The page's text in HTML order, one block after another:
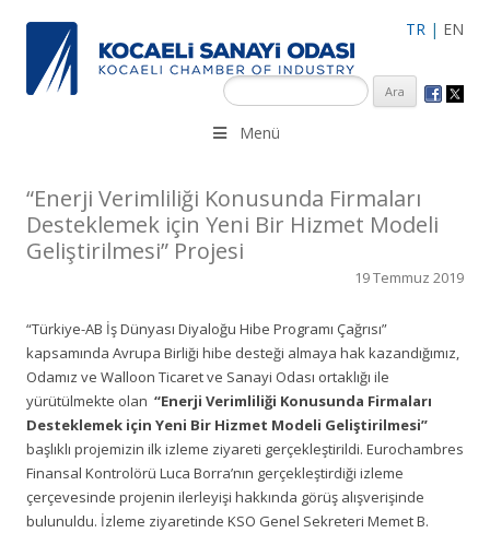
TR | EN
KSO 3500’ü aşkın sanayi kuruluşuna uzman çalışanları ile İzmit
Merkez, Çayırova, Dilovası, Gebze ve İMES OSB’deki ofisleri ile
Menü
“Enerji Verimliliği Konusunda Firmaları
Desteklemek için Yeni Bir Hizmet Modeli
Geliştirilmesi” Projesi
19 Temmuz 2019
“Türkiye-AB İş Dünyası Diyaloğu Hibe Programı Çağrısı”
kapsamında Avrupa Birliği hibe desteği almaya hak kazandığımız,
Odamız ve Walloon Ticaret ve Sanayi Odası ortaklığı ile
yürütülmekte olan “Enerji Verimliliği Konusunda Firmaları
Desteklemek için Yeni Bir Hizmet Modeli Geliştirilmesi”
başlıklı projemizin ilk izleme ziyareti gerçekleştirildi. Eurochambres
Finansal Kontrolörü Luca Borra’nın gerçekleştirdiği izleme
çerçevesinde projenin ilerleyişi hakkında görüş alışverişinde
bulunuldu. İzleme ziyaretinde KSO Genel Sekreteri Memet B.